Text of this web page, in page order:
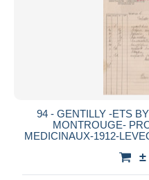
94 - GENTILLY -ETS
MONTROUGE-
MEDICINAUX-1912-
±